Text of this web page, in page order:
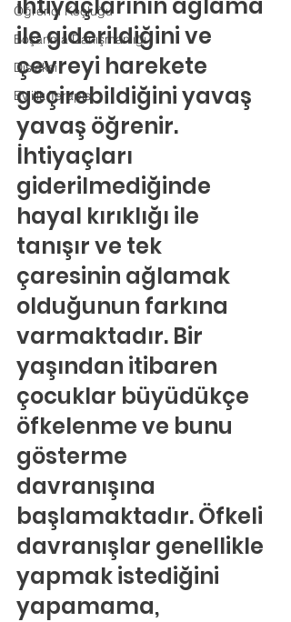
Öğrenci Koçluğu
Boşanma Danışmanlığı
Disleksi
Evlilik Terapisi
ile giderildiğini ve
çevreyi harekete
geçirebildiğini yavaş
yavaş öğrenir.
İhtiyaçları
giderilmediğinde
hayal kırıklığı ile
tanışır ve tek
çaresinin ağlamak
olduğunun farkına
varmaktadır. Bir
yaşından itibaren
çocuklar büyüdükçe
öfkelenme ve bunu
gösterme
davranışına
başlamaktadır. Öfkeli
davranışlar genellikle
yapmak istediğini
yapamama,